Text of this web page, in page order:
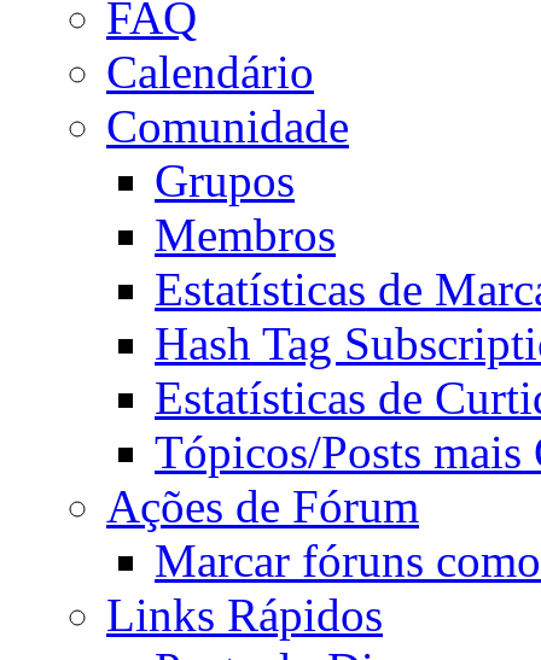
FAQ
Calendário
Comunidade
Grupos
Membros
Estatísticas de
Hash Tag
Estatísticas de
Tópicos/Posts mais
Ações de Fórum
Marcar fóruns
Links Rápidos